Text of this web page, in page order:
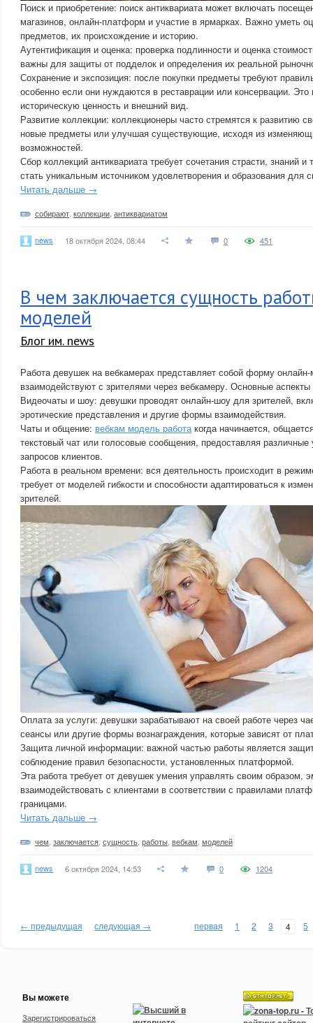
Поиск и приобретение: поиск антиквариата может включать
магазинов, онлайн-платформ и участие в ярмарках. Важно уметь
предметов, их происхождение и историю.
Аутентификация и оценка: проверка подлинности и оценка
важны для защиты от подделок и определения их реальной
Сохранение и экспозиция: после покупки предметы требуют
особенно если они нуждаются в реставрации или консервации. Это
историческую ценность и внешний вид.
Развитие коллекции: коллекционеры часто стремятся к развитию
новые предметы или улучшая существующие, исходя из
возможностей.
Сбор коллекций антиквариата требует сочетания страсти, знаний
стать уникальным источником удовлетворения и образования для
Читать дальше →
собирают коллекции антиквариатом
news 18 октября 2024, 08:44 0 451
В чем заключается сущность
моделей
Блог им. news
Работа девушек на вебкамерах представляет собой форму онлайн-
взаимодействуют с зрителями через вебкамеру. Основные
Видеочаты и шоу: девушки проводят онлайн-шоу для зрителей,
эротические представления и другие формы взаимодействия.
Чаты и общение: вебкам модель работакогда начинается,
текстовый чат или голосовые сообщения, предоставляя различные
запросов клиентов.
Работа в реальном времени: вся деятельность происходит в
требует от моделей гибкости и способности адаптироваться к
зрителей.
Оплата за услуги: девушки зарабатывают на своей работе через
сеансы или другие формы вознаграждения, которые зависят от
Защита личной информации: важной частью работы является
соблюдение правил безопасности, установленных платформой.
Эта работа требует от девушек умения управлять своим образом,
взаимодействовать с клиентами в соответствии с правилами
границами.
Читать дальше →
чем заключается сущность работы вебкам моделей
news 6 октября 2024, 14:53 0 1204
← предыдущая следующая → первая 1 2 3 4 5
Вы можете
Зарегистрироваться